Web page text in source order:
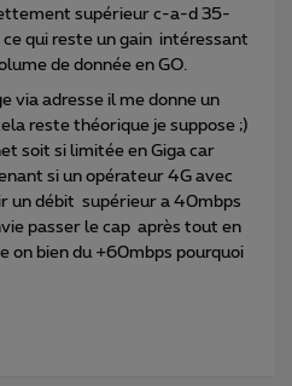
supérieur c-a-d 35-
qui reste un gain intéressant
de donnée en GO.
via adresse il me donne un
reste théorique je suppose ;)
soit si limitée en Giga car
si un opérateur 4G avec
un débit supérieur a 40mbps
passer le cap après tout en
on bien du +60mbps pourquoi